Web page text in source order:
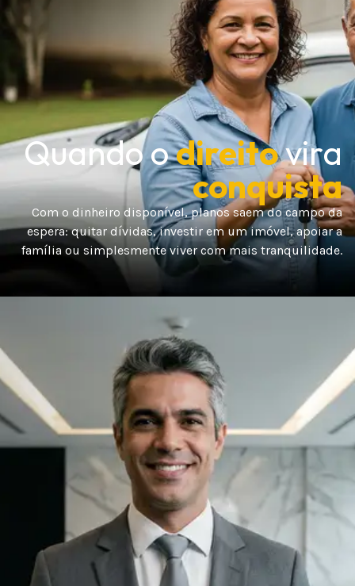
Quando odireitovira
conquista
Com o dinheiro disponível, planos saem do campo da
espera: quitar dívidas, investir em um imóvel, apoiar a
família ou simplesmente viver com mais tranquilidade.